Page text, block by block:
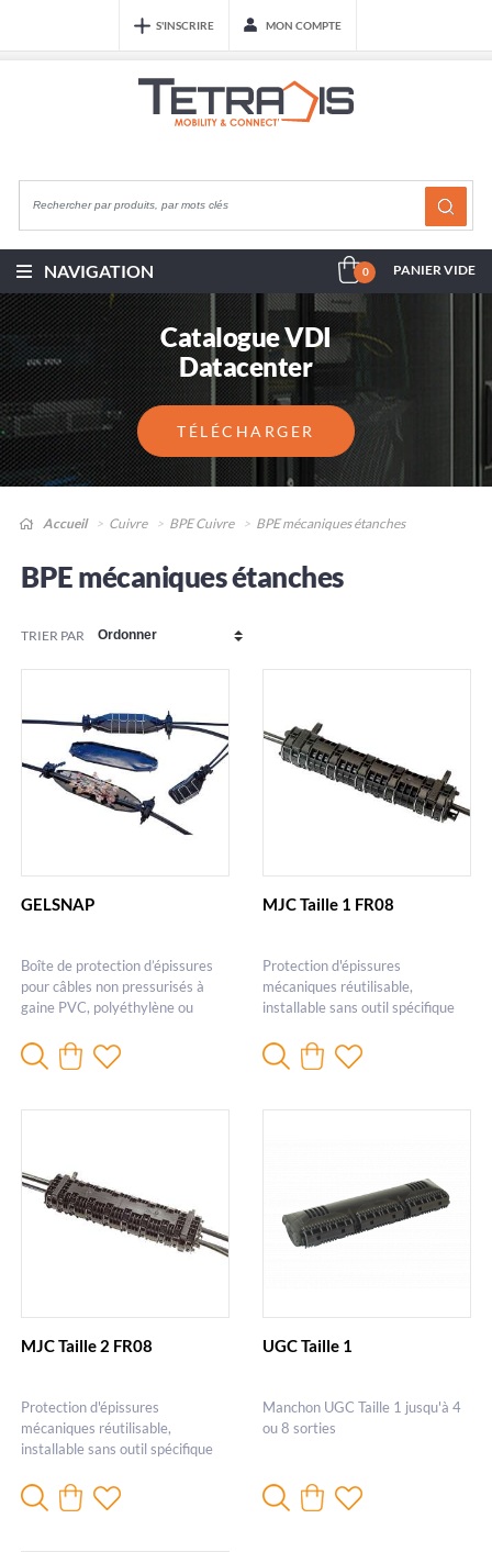
S'INSCRIRE MON COMPTE
NAVIGATION 0 PANIER VIDE
Catalogue VDI
Datacenter
TÉLÉCHARGER
Accueil Cuivre BPE Cuivre BPE mécaniques étanches
BPE mécaniques étanches
TRIER PAR
GELSNAP
Boîte de protection d’épissures
pour câbles non pressurisés à
gaine PVC, polyéthylène ou
MJC Taille 1 FR08
Protection d'épissures
mécaniques réutilisable,
installable sans outil spécifique
MJC Taille 2 FR08
Protection d'épissures
mécaniques réutilisable,
installable sans outil spécifique
UGC Taille 1
Manchon UGC Taille 1 jusqu'à 4
ou 8 sorties